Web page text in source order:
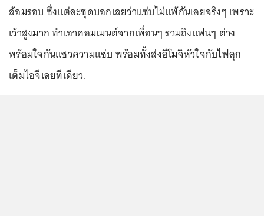
ล้อมรอบ ซึ่งแต่ละชุดบอกเลยว่าแซ่บไม่แพ้กันเลยจริงๆ เพราะ
เว้าสูงมาก ทำเอาคอมเมนต์จากเพื่อนๆ รวมถึงแฟนๆ ต่าง
พร้อมใจกันแซวความแซ่บ พร้อมทั้งส่งอีโมจิหัวใจกับไฟลุก
เต็มไอจีเลยทีเดียว.